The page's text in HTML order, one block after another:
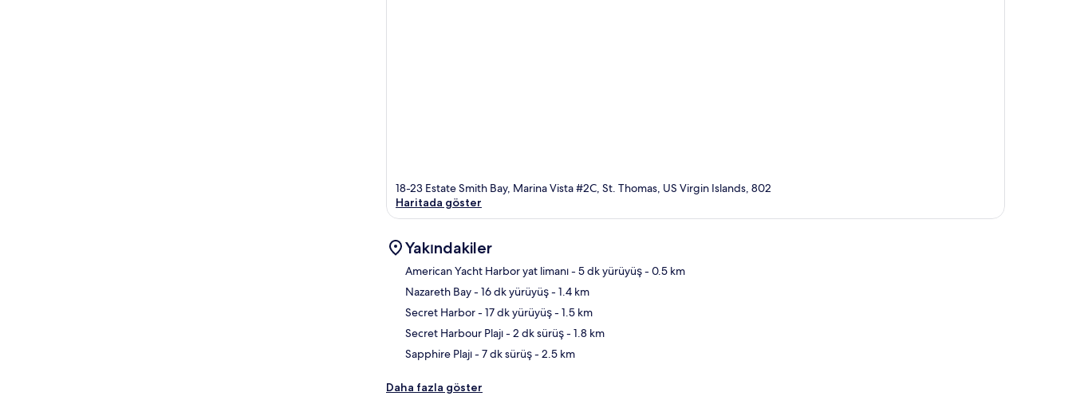
18-23 Estate Smith Bay, Marina Vista #2C, St. Thomas, US Virgin Islands, 802
Haritada göster
Yakındakiler
American Yacht Harbor yat limanı- 5 dk yürüyüş- 0.5 km
Nazareth Bay- 16 dk yürüyüş- 1.4 km
Secret Harbor- 17 dk yürüyüş- 1.5 km
Secret Harbour Plajı- 2 dk sürüş- 1.8 km
Sapphire Plajı- 7 dk sürüş- 2.5 km
Daha fazla göster